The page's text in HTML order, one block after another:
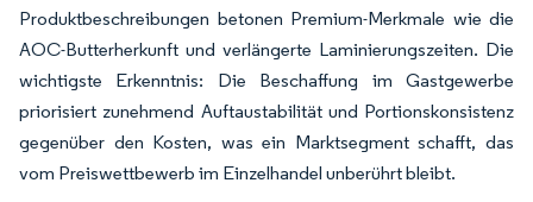
Produktbeschreibungen betonen Premium-Merkmale wie die
AOC-Butterherkunft und verlängerte Laminierungszeiten. Die
wichtigste Erkenntnis: Die Beschaffung im Gastgewerbe
priorisiert zunehmend Auftaustabilität und Portionskonsistenz
gegenüber den Kosten, was ein Marktsegment schafft, das
vom Preiswettbewerb im Einzelhandel unberührt bleibt.